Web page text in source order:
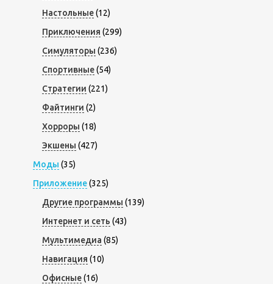
Настольные(12)
Приключения (299)
Симуляторы (236)
Спортивные(54)
Стратегии (221)
Файтинги (2)
Хорроры (18)
Экшены (427)
Моды (35)
Приложение(325)
Другие программы (139)
Интернет и сеть (43)
Мультимедиа (85)
Навигация (10)
Офисные(16)